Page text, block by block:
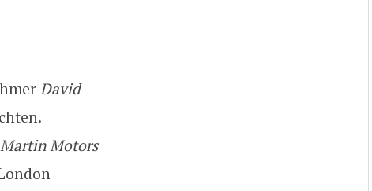
David
Motors